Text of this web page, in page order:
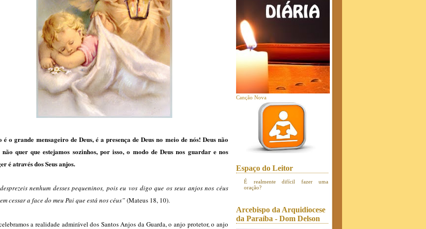
é o grande mensageiro de Deus, é a presença de Deus no meio de nós! Deus não
quer que estejamos sozinhos, por isso, o modo de Deus nos guardar e nos
é através dos Seus anjos.
nenhum desses pequeninos, pois eu vos digo que os seus anjos nos céus
cessar a face do meu Pai que está nos céus”(Mateus 18, 10).
a realidade admirável dos Santos Anjos da Guarda, o anjo protetor, o anjo
Canção Nova
Espaço do Leitor
É realmente difícil fazer uma
oração?
Arcebispo da Arquidiocese
da Paraíba - Dom Delson